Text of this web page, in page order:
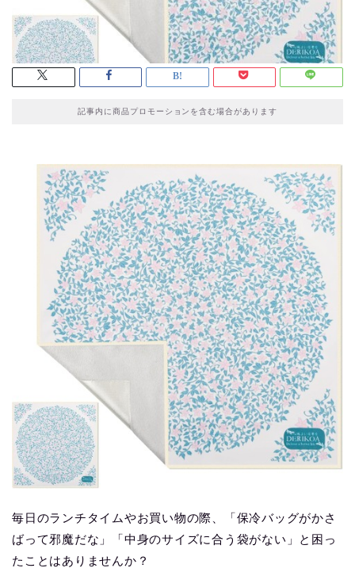
記事内に商品プロモーションを含む場合があります
毎日のランチタイムやお買い物の際、「保冷バッグがかさ
ばって邪魔だな」「中身のサイズに合う袋がない」と困っ
たことはありませんか？